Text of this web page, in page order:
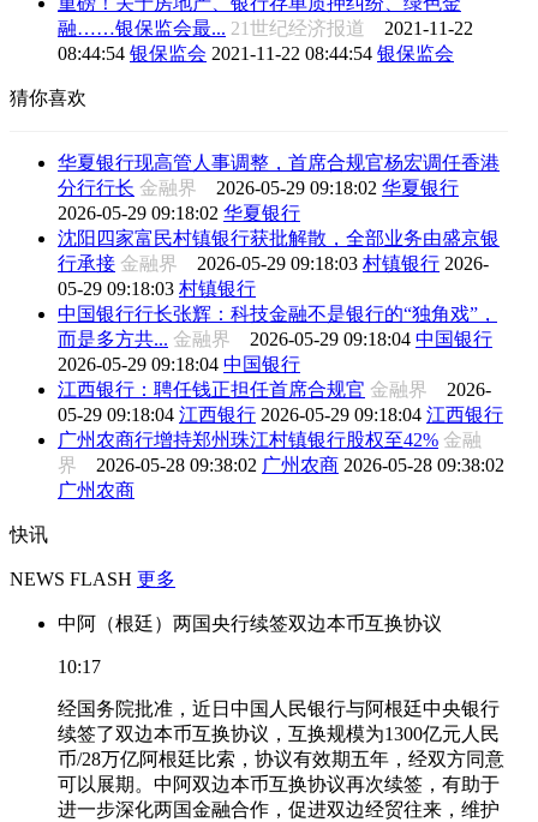
融……银保监会最... 21世纪经济报道 2021-11-22
08:44:54 银保监会 2021-11-22 08:44:54 银保监会
猜你喜欢
华夏银行现高管人事调整，首席合规官杨宏调任香港
分行行长 金融界 2026-05-29 09:18:02 华夏银行
2026-05-29 09:18:02 华夏银行
沈阳四家富民村镇银行获批解散，全部业务由盛京银
行承接 金融界 2026-05-29 09:18:03 村镇银行 2026-
05-29 09:18:03 村镇银行
中国银行行长张辉：科技金融不是银行的“独角戏”，
而是多方共... 金融界 2026-05-29 09:18:04 中国银行
2026-05-29 09:18:04 中国银行
江西银行：聘任钱正担任首席合规官 金融界 2026-
05-29 09:18:04 江西银行 2026-05-29 09:18:04 江西银行
广州农商行增持郑州珠江村镇银行股权至42% 金融
界 2026-05-28 09:38:02 广州农商 2026-05-28 09:38:02
广州农商
快讯
NEWS FLASH 更多
中阿（根廷）两国央行续签双边本币互换协议
10:17
经国务院批准，近日中国人民银行与阿根廷中央银行
续签了双边本币互换协议，互换规模为1300亿元人民
币/28万亿阿根廷比索，协议有效期五年，经双方同意
可以展期。中阿双边本币互换协议再次续签，有助于
进一步深化两国金融合作，促进双边经贸往来，维护